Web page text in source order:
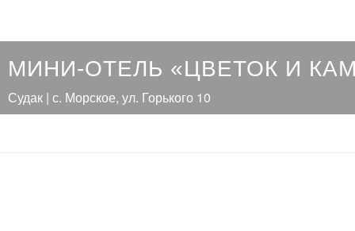
МИНИ-ОТЕЛЬ «ЦВЕТОК И
Судак | с. Морское, ул. Горького 10